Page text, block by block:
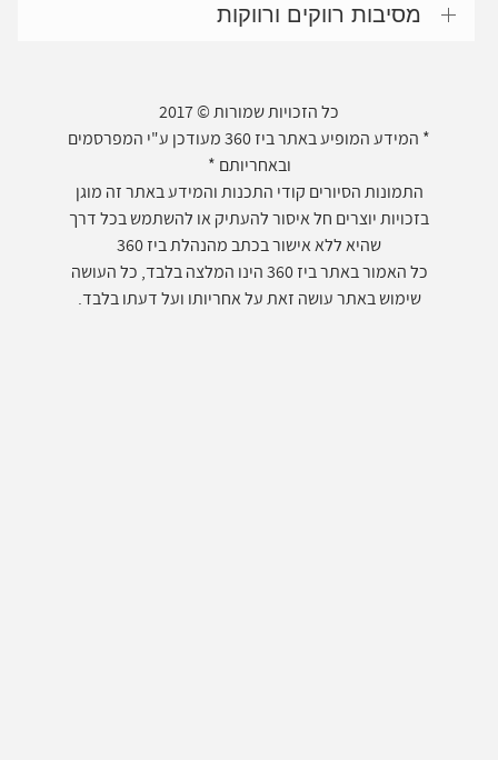
מסיבות רווקים ורווקות
כל הזכויות שמורות © 2017
* המידע המופיע באתר ביז 360 מעודכן ע"י המפרסמים
ובאחריותם *
התמונות הסיורים קודי התכנות והמידע באתר זה מוגן
בזכויות יוצרים חל איסור להעתיק או להשתמש בכל דרך
שהיא ללא אישור בכתב מהנהלת ביז 360
כל האמור באתר ביז 360 הינו המלצה בלבד, כל העושה
שימוש באתר עושה זאת על אחריותו ועל דעתו בלבד.